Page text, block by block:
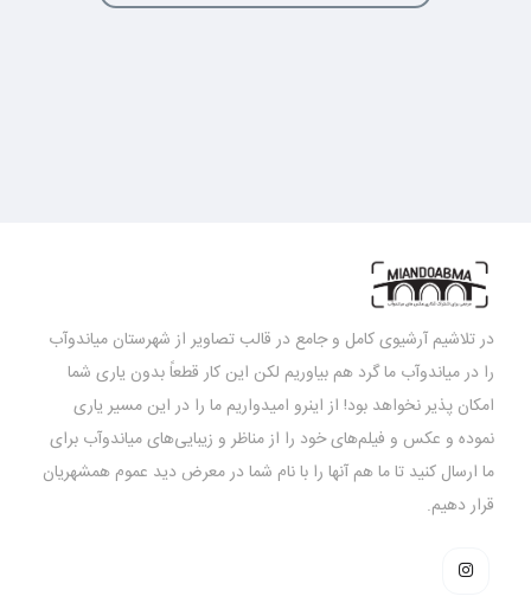
در تلاشیم آرشیوی کامل و جامع در قالب تصاویر از شهرستان میاندوآب
را در میاندوآب ما گرد هم بیاوریم لکن این کار قطعاً بدون یاری شما
امکان پذیر نخواهد بود! از اینرو امیدواریم ما را در این مسیر یاری
نموده و عکس و فیلم‌های خود را از مناظر و زیبایی‌های میاندوآب برای
ما ارسال کنید تا ما هم آنها را با نام شما در معرض دید عموم همشهریان
قرار دهیم.